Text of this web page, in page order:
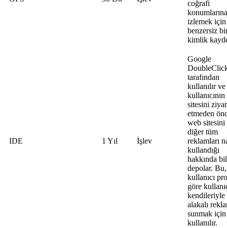
coğrafi
izlemek için
benzersiz
kimlik
IDE 1 Yıl İşlev
Google
tarafından
kullanılır ve
sitesini
etmeden
web sitesini
diğer tüm
reklamları
kullandığı
hakkında
depolar. Bu,
kullanıcı
göre
kendileriyle
alakalı
sunmak için
kullanılır.